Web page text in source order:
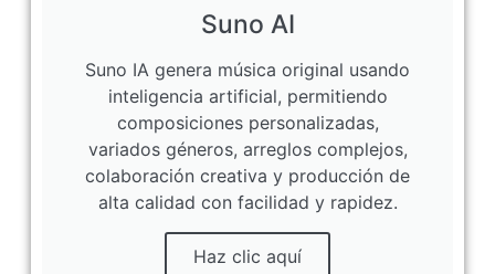
Suno AI
Suno IA genera música original usando
inteligencia artificial, permitiendo
composiciones personalizadas,
variados géneros, arreglos complejos,
colaboración creativa y producción de
alta calidad con facilidad y rapidez.
Haz clic aquí